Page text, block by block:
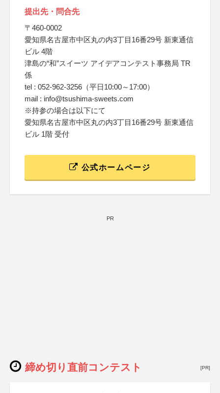
提出先・問合先
〒460-0002
愛知県名古屋市中区丸の内3丁目16番29号 新東通信
ビル 4階
津島の“和”スイーツ アイデアコンテスト事務局 TR
係
tel : 052-962-3256（平日10:00～17:00）
mail : info@tsushima-sweets.com
※持参の場合は以下にて
愛知県名古屋市中区丸の内3丁目16番29号 新東通信
ビル 1階 受付
公式ホームページ
PR
締め切り直前コンテスト [PR]